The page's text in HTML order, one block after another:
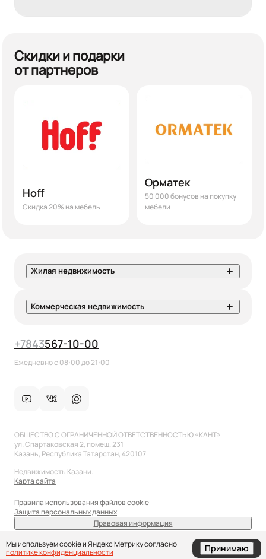
Скидки и подарки
от партнеров
Hoff
Скидка 20% на мебель
Орматек
50 000 бонусов на покупку
мебели
Жилая недвижимость
Коммерческая недвижимость
+7843567-10-00
Ежедневно с 08:00 до 21:00
ОБЩЕСТВО С ОГРАНИЧЕННОЙ ОТВЕТСТВЕННОСТЬЮ «КАНТ»
ул. Спартаковская 2, помещ. 231
Казань, Республика Татарстан, 420107
Недвижимость Казани.
Карта сайта
Правила использования файлов cookie
Защита персональных данных
Правовая информация
Мы используем cookie и Яндекс Метрику согласно
политике конфиденциальности
Принимаю